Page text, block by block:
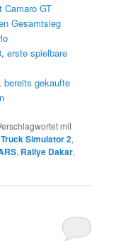
Camaro GT
Gesamtsieg
, erste spielbare
bereits gekaufte
mit
Simulator 2,
, Rallye Dakar,